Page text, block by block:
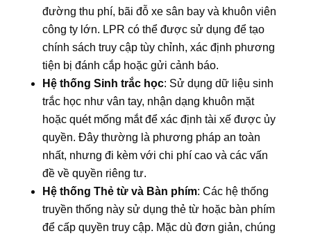
đường thu phí, bãi đỗ xe sân bay và khuôn viên
công ty lớn. LPR có thể được sử dụng để tạo
chính sách truy cập tùy chỉnh, xác định phương
tiện bị đánh cắp hoặc gửi cảnh báo.
Hệ thống Sinh trắc học: Sử dụng dữ liệu sinh
trắc học như vân tay, nhận dạng khuôn mặt
hoặc quét mống mắt để xác định tài xế được ủy
quyền. Đây thường là phương pháp an toàn
nhất, nhưng đi kèm với chi phí cao và các vấn
đề về quyền riêng tư.
Hệ thống Thẻ từ và Bàn phím: Các hệ thống
truyền thống này sử dụng thẻ từ hoặc bàn phím
để cấp quyền truy cập. Mặc dù đơn giản, chúng